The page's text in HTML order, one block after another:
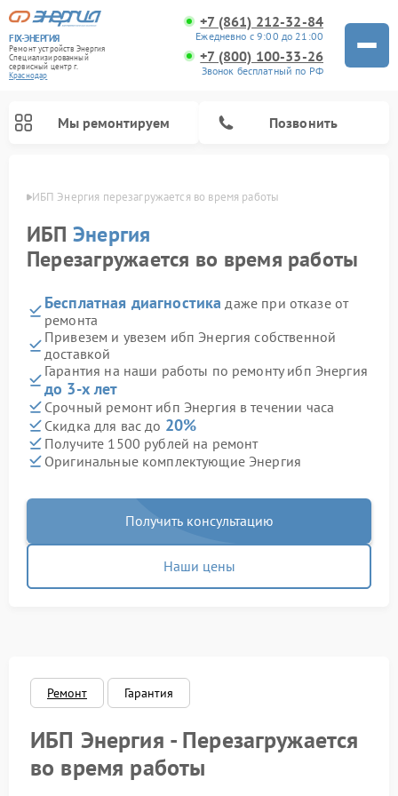
FIX-ЭНЕРГИЯ
Ремонт устройств Энергия
Специализированный
cервисный центр г.
Краснодар
+7 (861) 212-32-84
Ежедневно с 9:00 до 21:00
+7 (800) 100-33-26
Звонок бесплатный по РФ
Мы ремонтируем Позвонить
ИБП Энергия перезагружается во время работы
ИБП Энергия
Перезагружается во время работы
Бесплатная диагностика даже при отказе от
ремонта
Привезем и увезем ибп Энергия собственной
доставкой
Гарантия на наши работы по ремонту ибп Энергия
до 3-х лет
Срочный ремонт ибп Энергия в течении часа
Скидка для вас до 20%
Получите 1500 рублей на ремонт
Оригинальные комплектующие Энергия
Получить консультацию
Наши цены
Ремонт Гарантия
ИБП Энергия - Перезагружается
во время работы